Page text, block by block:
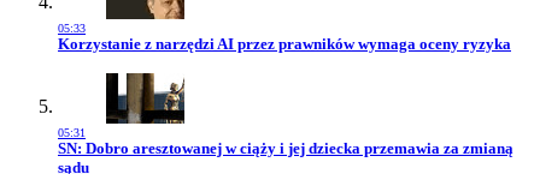
05:33
Przejdź do artykułu:
Korzystanie z narzędzi AI przez prawników wymaga oceny ryzyka
05:31
Przejdź do artykułu:
SN: Dobro aresztowanej w ciąży i jej dziecka przemawia za zmianą
sądu